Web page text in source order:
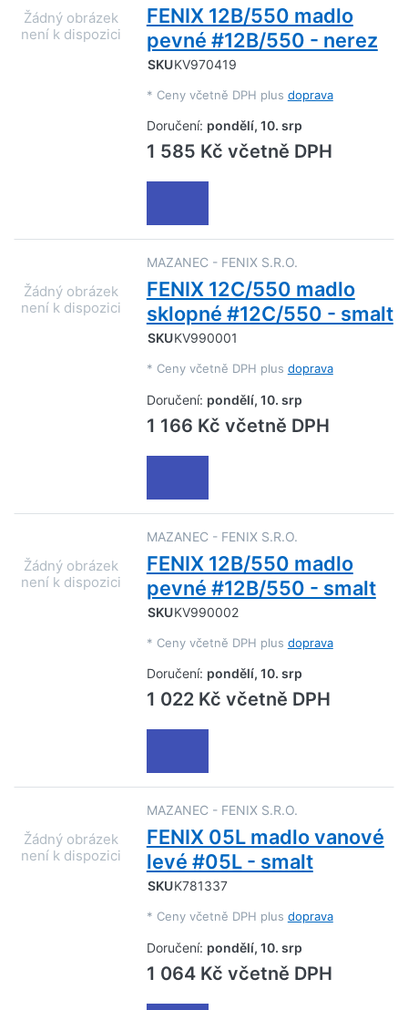
FENIX 12B/550 madlo
pevné #12B/550 - nerez
SKUKV970419
* Ceny včetně DPH plus doprava
Doručení: pondělí, 10. srp
1 585 Kč včetně DPH
MAZANEC - FENIX S.R.O.
FENIX 12C/550 madlo
sklopné #12C/550 - smalt
SKUKV990001
* Ceny včetně DPH plus doprava
Doručení: pondělí, 10. srp
1 166 Kč včetně DPH
MAZANEC - FENIX S.R.O.
FENIX 12B/550 madlo
pevné #12B/550 - smalt
SKUKV990002
* Ceny včetně DPH plus doprava
Doručení: pondělí, 10. srp
1 022 Kč včetně DPH
MAZANEC - FENIX S.R.O.
FENIX 05L madlo vanové
levé #05L - smalt
SKUK781337
* Ceny včetně DPH plus doprava
Doručení: pondělí, 10. srp
1 064 Kč včetně DPH